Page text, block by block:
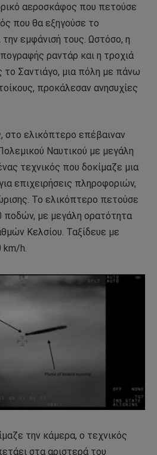
αεροσκάφος που πετούσε
που θα εξηγούσε το
την εμφάνισή τους. Ωστόσο, η
ραντάρ και η τροχιά
το Σαντιάγο, μια πόλη με πάνω
προκάλεσαν ανησυχίες
ελικόπτερο επέβαιναν
Ναυτικού με μεγάλη
τεχνικός που δοκίμαζε μια
επιχειρήσεις πληροφοριών,
Το ελικόπτερο πετούσε
ποδών, με μεγάλη ορατότητα
Κελσίου. Ταξίδευε με
km/h.
την κάμερα, ο τεχνικός
στα αριστερά του